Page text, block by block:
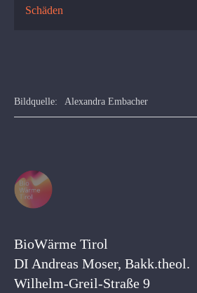
Schäden
Bildquelle: Alexandra Embacher
BioWärme Tirol
DI Andreas Moser, Bakk.theol.
Wilhelm-Greil-Straße 9